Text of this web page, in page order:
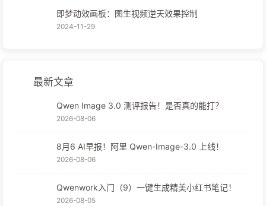
即梦动效画板：图生视频逆天效果控制
2024-11-29
最新文章
Qwen Image 3.0 测评报告！是否真的能打？
2026-08-06
8月6 AI早报！阿里 Qwen-Image-3.0 上线！
2026-08-06
Qwenwork入门（9）一键生成精美小红书笔记！
2026-08-05